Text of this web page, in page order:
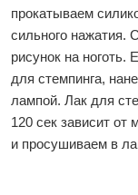
прокатываем
сильного нажатия.
рисунок на ноготь.
для стемпинга,
лампой. Лак для
120 сек зависит от
и просушиваем в